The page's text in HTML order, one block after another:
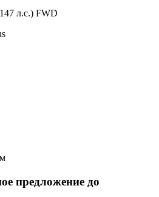
л.с.) FWD
предложение до